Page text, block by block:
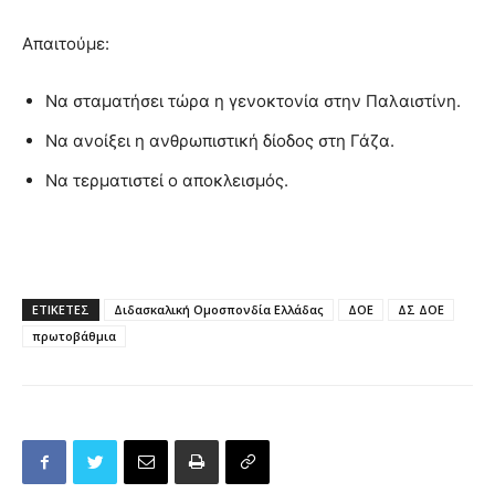
Απαιτούμε:
Να σταματήσει τώρα η γενοκτονία στην Παλαιστίνη.
Να ανοίξει η ανθρωπιστική δίοδος στη Γάζα.
Να τερματιστεί ο αποκλεισμός.
ΕΤΙΚΕΤΕΣ Διδασκαλική Ομοσπονδία Ελλάδας ΔΟΕ
ΔΣ ΔΟΕ
πρωτοβάθμια